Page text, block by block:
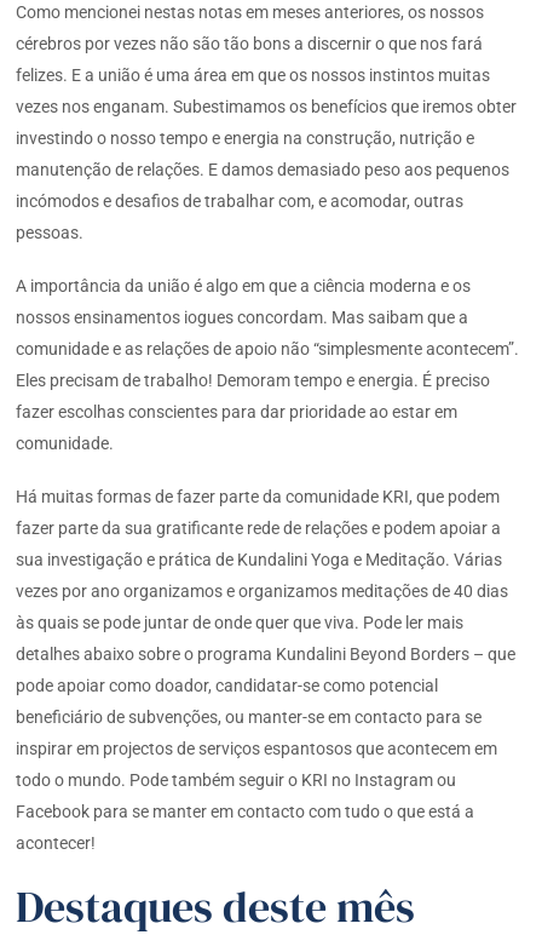
Como mencionei nestas notas em meses anteriores, os nossos
cérebros por vezes não são tão bons a discernir o que nos fará
felizes. E a união é uma área em que os nossos instintos muitas
vezes nos enganam. Subestimamos os benefícios que iremos obter
investindo o nosso tempo e energia na construção, nutrição e
manutenção de relações. E damos demasiado peso aos pequenos
incómodos e desafios de trabalhar com, e acomodar, outras
pessoas.
A importância da união é algo em que a ciência moderna e os
nossos ensinamentos iogues concordam. Mas saibam que a
comunidade e as relações de apoio não “simplesmente acontecem”.
Eles precisam de trabalho! Demoram tempo e energia. É preciso
fazer escolhas conscientes para dar prioridade ao estar em
comunidade.
Há muitas formas de fazer parte da comunidade KRI, que podem
fazer parte da sua gratificante rede de relações e podem apoiar a
sua investigação e prática de Kundalini Yoga e Meditação. Várias
vezes por ano organizamos e organizamos meditações de 40 dias
às quais se pode juntar de onde quer que viva. Pode ler mais
detalhes abaixo sobre o programa Kundalini Beyond Borders – que
pode apoiar como doador, candidatar-se como potencial
beneficiário de subvenções, ou manter-se em contacto para se
inspirar em projectos de serviços espantosos que acontecem em
todo o mundo. Pode também seguir o KRI no Instagram ou
Facebook para se manter em contacto com tudo o que está a
acontecer!
Destaques deste mês